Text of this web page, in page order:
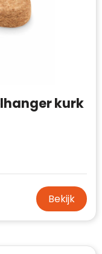
kurk
Bekijk